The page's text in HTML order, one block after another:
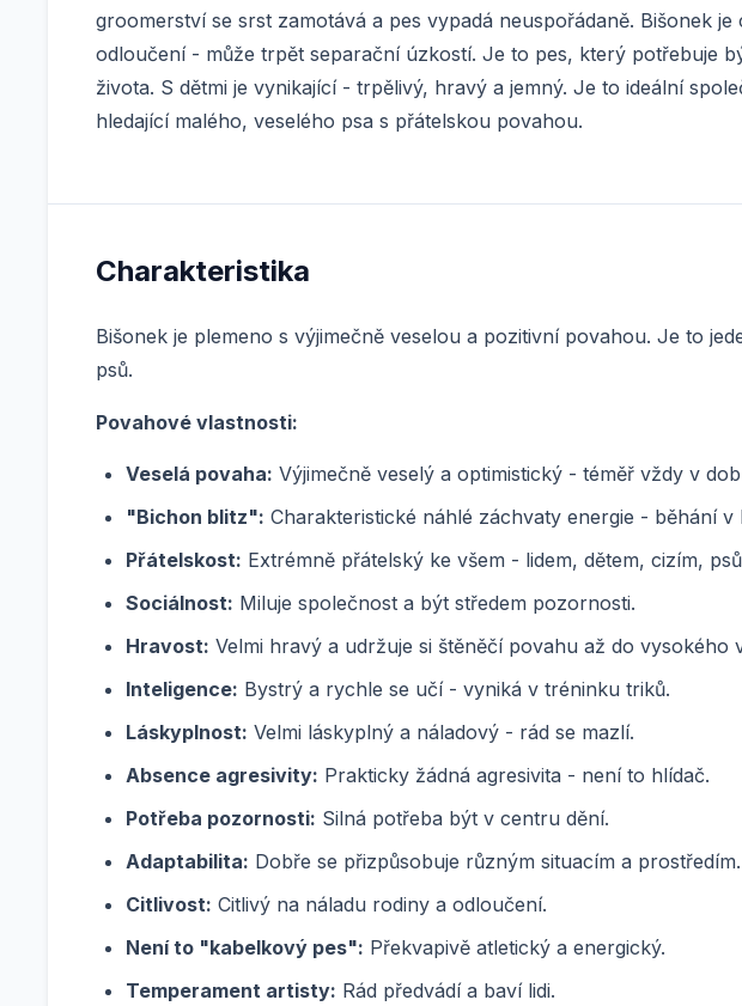
groomerství se srst zamotává a pes vypadá neuspořádaně. Bišonek
odloučení - může trpět separační úzkostí. Je to pes, který potřebuje
života. S dětmi je vynikající - trpělivý, hravý a jemný. Je to ideální
hledající malého, veselého psa s přátelskou povahou.
Charakteristika
Bišonek je plemeno s výjimečně veselou a pozitivní povahou. Je to
psů.
Povahové vlastnosti:
Veselá povaha: Výjimečně veselý a optimistický - téměř vždy v
"Bichon blitz": Charakteristické náhlé záchvaty energie - běhání
Přátelskost: Extrémně přátelský ke všem - lidem, dětem, cizím,
Sociálnost: Miluje společnost a být středem pozornosti.
Hravost: Velmi hravý a udržuje si štěněčí povahu až do vysokého
Inteligence: Bystrý a rychle se učí - vyniká v tréninku triků.
Láskyplnost: Velmi láskyplný a náladový - rád se mazlí.
Absence agresivity: Prakticky žádná agresivita - není to hlídač.
Potřeba pozornosti: Silná potřeba být v centru dění.
Adaptabilita: Dobře se přizpůsobuje různým situacím a prostředím.
Citlivost: Citlivý na náladu rodiny a odloučení.
Není to "kabelkový pes": Překvapivě atletický a energický.
Temperament artisty: Rád předvádí a baví lidi.